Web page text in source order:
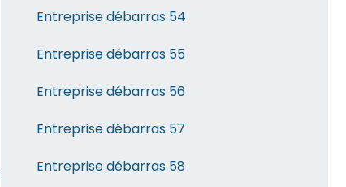
Entreprise débarras 54
Entreprise débarras 55
Entreprise débarras 56
Entreprise débarras 57
Entreprise débarras 58